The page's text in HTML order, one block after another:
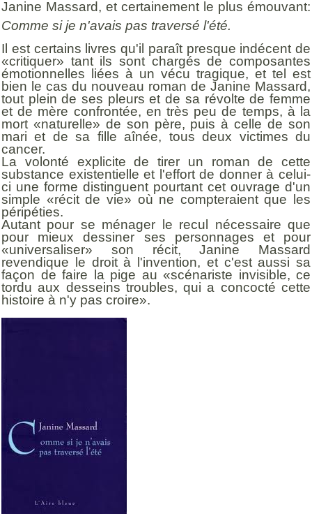
Janine Massard, et certainement le plus émouvant:
Comme si je n'avais pas traversé l'été.
Il est certains livres qu'il paraît presque indécent de
«critiquer» tant ils sont chargés de composantes
émotionnelles liées à un vécu tragique, et tel est
bien le cas du nouveau roman de Janine Massard,
tout plein de ses pleurs et de sa révolte de femme
et de mère confrontée, en très peu de temps, à la
mort «naturelle» de son père, puis à celle de son
mari et de sa fille aînée, tous deux victimes du
cancer.
La volonté explicite de tirer un roman de cette
substance existentielle et l'effort de donner à celui-
ci une forme distinguent pourtant cet ouvrage d'un
simple «récit de vie» où ne compteraient que les
péripéties.
Autant pour se ménager le recul nécessaire que
pour mieux dessiner ses personnages et pour
«universaliser» son récit, Janine Massard
revendique le droit à l'invention, et c'est aussi sa
façon de faire la pige au «scénariste invisible, ce
tordu aux desseins troubles, qui a concocté cette
histoire à n'y pas croire».